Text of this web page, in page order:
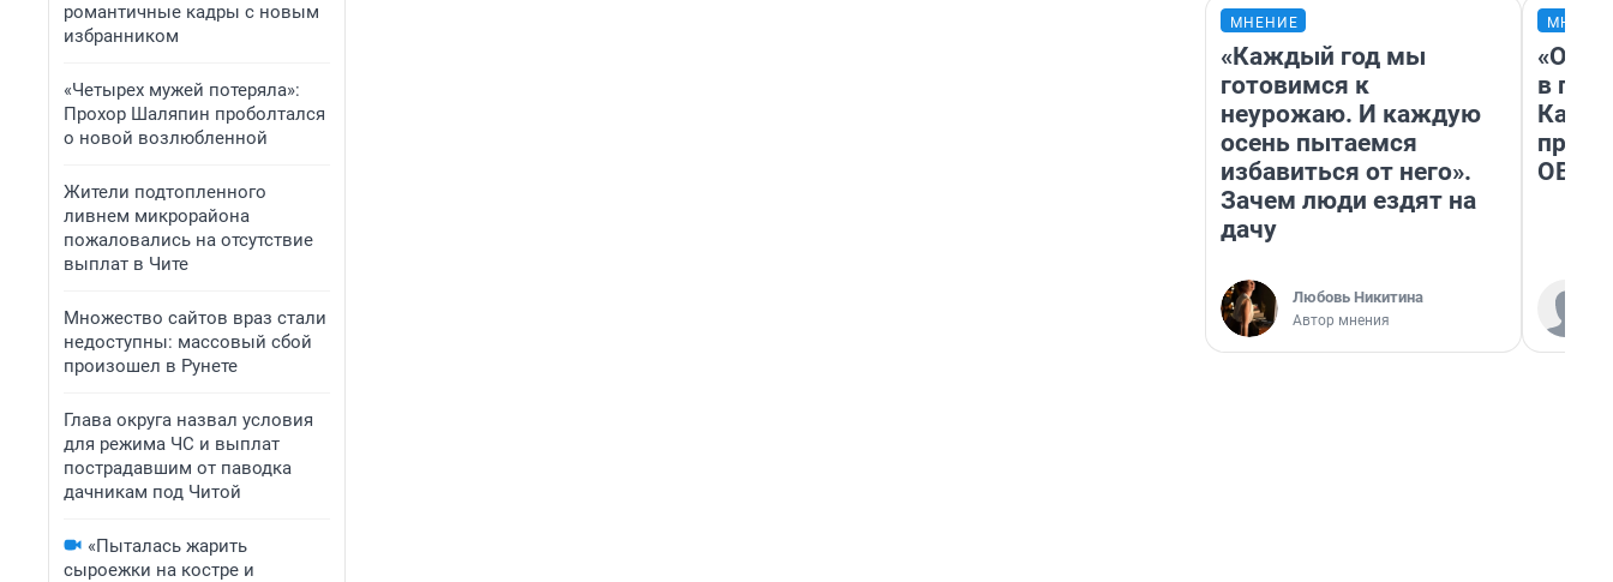
романтичные кадры с новым
избранником
«Четырех мужей потеряла»:
Прохор Шаляпин проболтался
о новой возлюбленной
Жители подтопленного
ливнем микрорайона
пожаловались на отсутствие
выплат в Чите
Множество сайтов враз стали
недоступны: массовый сбой
произошел в Рунете
Глава округа назвал условия
для режима ЧС и выплат
пострадавшим от паводка
дачникам под Читой
«Пыталась жарить
сыроежки на костре и
МНЕНИЕ
«Каждый год мы
готовимся к
неурожаю. И каждую
осень пытаемся
избавиться от него».
Зачем люди ездят на
дачу
Любовь Никитина
Автор мнения
в
Как в
ОВЗ